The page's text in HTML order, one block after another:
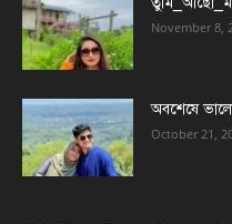
November 8,
অবশেষে
October 21,